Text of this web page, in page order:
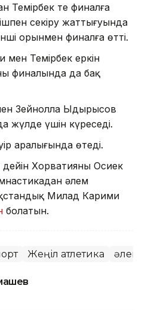
Темірбек те финалға
секіру жаттығуында
орынмен финалға өтті.
мен Темірбек еркін
финалында да бақ
Зейнолла Ыдырысов
жүлде үшін күреседі.
аралығында өтеді.
дейін Хорватияның Осиек
әлем
Милад Карими
болатын.
Жеңіл атлетика әлем